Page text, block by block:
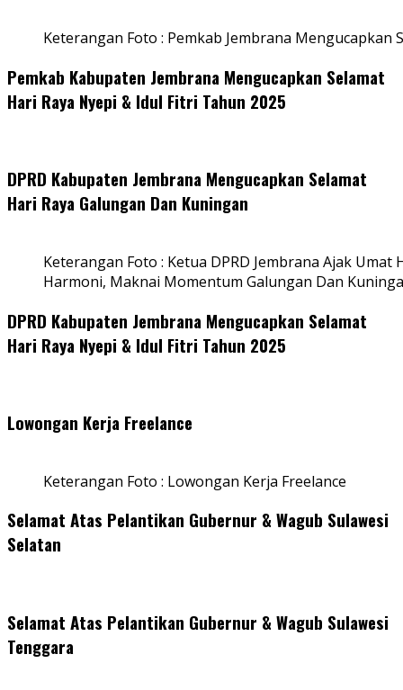
Keterangan Foto : Pemkab Jembrana Mengucapkan
Pemkab Kabupaten Jembrana Mengucapkan Selamat
Hari Raya Nyepi & Idul Fitri Tahun 2025
DPRD Kabupaten Jembrana Mengucapkan Selamat
Hari Raya Galungan Dan Kuningan
Keterangan Foto : Ketua DPRD Jembrana Ajak
Harmoni, Maknai Momentum Galungan Dan
DPRD Kabupaten Jembrana Mengucapkan Selamat
Hari Raya Nyepi & Idul Fitri Tahun 2025
Lowongan Kerja Freelance
Keterangan Foto : Lowongan Kerja Freelance
Selamat Atas Pelantikan Gubernur & Wagub Sulawesi
Selatan
Selamat Atas Pelantikan Gubernur & Wagub Sulawesi
Tenggara